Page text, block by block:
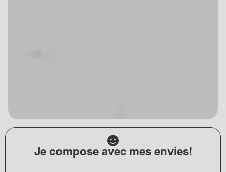
Je compose avec mes envies!